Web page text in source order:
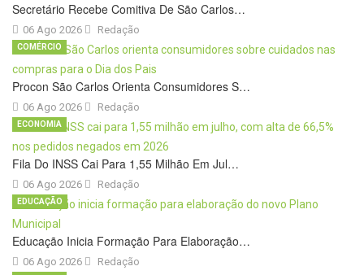
Secretário Recebe Comitiva De São Carlos…
06 Ago 2026 Redação
Procon São Carlos Orienta Consumidores S…
06 Ago 2026
COMÉRCIO
Redação
Fila Do INSS Cai Para 1,55 Milhão Em Jul…
06 Ago 2026
ECONOMIA
Redação
Educação Inicia Formação Para Elaboração…
06 Ago 2026
EDUCAÇÃO
Redação